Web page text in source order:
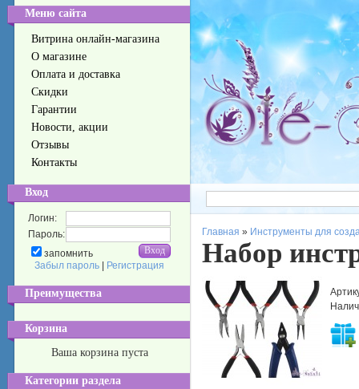
Меню сайта
Витрина онлайн-магазина
О магазине
Оплата и доставка
Скидки
Гарантии
Новости, акции
Отзывы
Контакты
Вход
Логин:
Пароль:
запомнить
Забыл пароль
Регистрация
Преимущества
Корзина
Ваша корзина пуста
Категории раздела
Главная » Инструменты для
Набор